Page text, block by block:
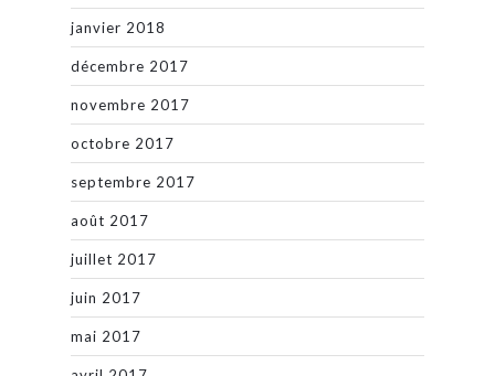
janvier 2018
décembre 2017
novembre 2017
octobre 2017
septembre 2017
août 2017
juillet 2017
juin 2017
mai 2017